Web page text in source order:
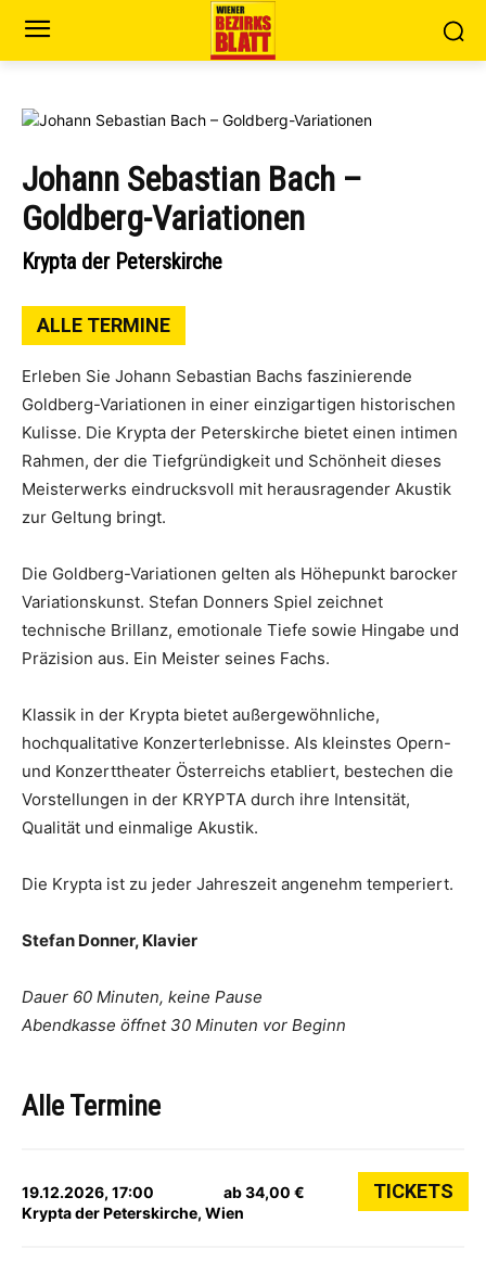
Johann Sebastian Bach –
Goldberg-Variationen
Krypta der Peterskirche
ALLE TERMINE
Erleben Sie Johann Sebastian Bachs faszinierende
Goldberg-Variationen in einer einzigartigen historischen
Kulisse. Die Krypta der Peterskirche bietet einen intimen
Rahmen, der die Tiefgründigkeit und Schönheit dieses
Meisterwerks eindrucksvoll mit herausragender Akustik
zur Geltung bringt.
Die Goldberg-Variationen gelten als Höhepunkt barocker
Variationskunst. Stefan Donners Spiel zeichnet
technische Brillanz, emotionale Tiefe sowie Hingabe und
Präzision aus. Ein Meister seines Fachs.
Klassik in der Krypta bietet außergewöhnliche,
hochqualitative Konzerterlebnisse. Als kleinstes Opern-
und Konzerttheater Österreichs etabliert, bestechen die
Vorstellungen in der KRYPTA durch ihre Intensität,
Qualität und einmalige Akustik.
Die Krypta ist zu jeder Jahreszeit angenehm temperiert.
Stefan Donner, Klavier
Dauer 60 Minuten, keine Pause
Abendkasse öffnet 30 Minuten vor Beginn
Alle Termine
19.12.2026, 17:00
Krypta der Peterskirche, Wien
ab 34,00 € TICKETS